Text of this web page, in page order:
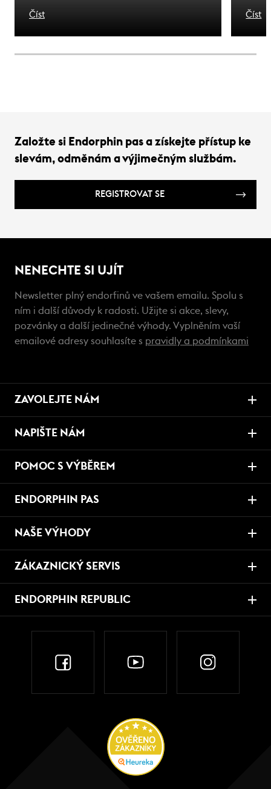
Číst
na
Číst
Založte si Endorphin pas a získejte přístup ke
slevám, odměnám a výjimečným službám.
REGISTROVAT SE
NENECHTE SI UJÍT
Newsletter plný endorfinů ve vašem emailu. Spolu s
ním i další důvody k radosti. Užijte si akce, slevy,
pozvánky a další jedinečné výhody. Vyplněním vaší
emailové adresy souhlasíte s pravidly a podmínkami
ZAVOLEJTE NÁM
NAPIŠTE NÁM
POMOC S VÝBĚREM
ENDORPHIN PAS
NAŠE VÝHODY
ZÁKAZNICKÝ SERVIS
ENDORPHIN REPUBLIC